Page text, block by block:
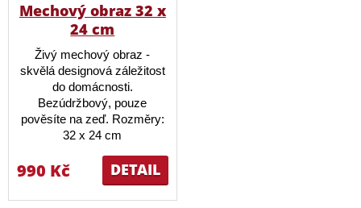
Mechový obraz 32 x
24 cm
Živý mechový obraz -
skvělá designová záležitost
do domácnosti.
Bezúdržbový, pouze
pověsíte na zeď. Rozměry:
32 x 24 cm
DETAIL
990 Kč